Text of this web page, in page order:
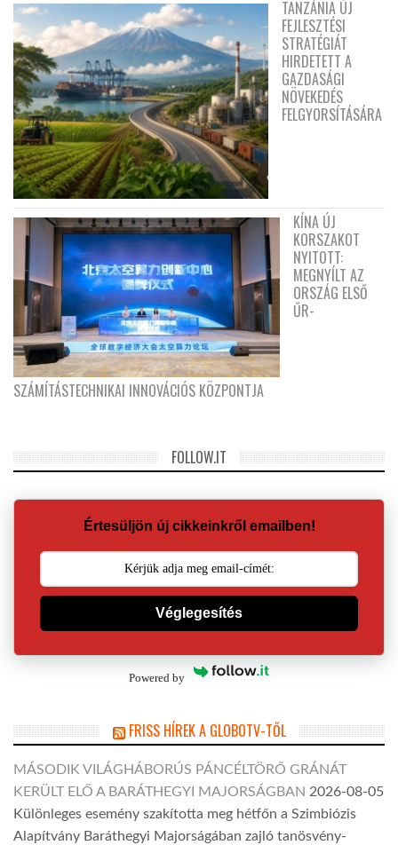
TANZÁNIA ÚJ
FEJLESZTÉSI
STRATÉGIÁT
HIRDETETT A
GAZDASÁGI
NÖVEKEDÉS
FELGYORSÍTÁSÁRA
KÍNA ÚJ
KORSZAKOT
NYITOTT:
MEGNYÍLT AZ
ORSZÁG ELSŐ
ŰR-
SZÁMÍTÁSTECHNIKAI INNOVÁCIÓS KÖZPONTJA
FOLLOW.IT
Értesüljön új cikkeinkről emailben!
Véglegesítés
Powered by
FRISS HÍREK A GLOBOTV-TŐL
MÁSODIK VILÁGHÁBORÚS PÁNCÉLTÖRŐ GRÁNÁT
KERÜLT ELŐ A BARÁTHEGYI MAJORSÁGBAN 2026-08-05
Különleges esemény szakította meg hétfőn a Szimbiózis
Alapítvány Baráthegyi Majorságában zajló tanösvény-